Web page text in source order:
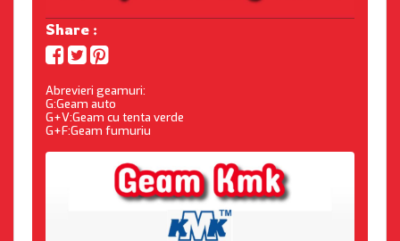
Share :
Abrevieri geamuri:
G:Geam auto
G+V:Geam cu tenta verde
G+F:Geam fumuriu